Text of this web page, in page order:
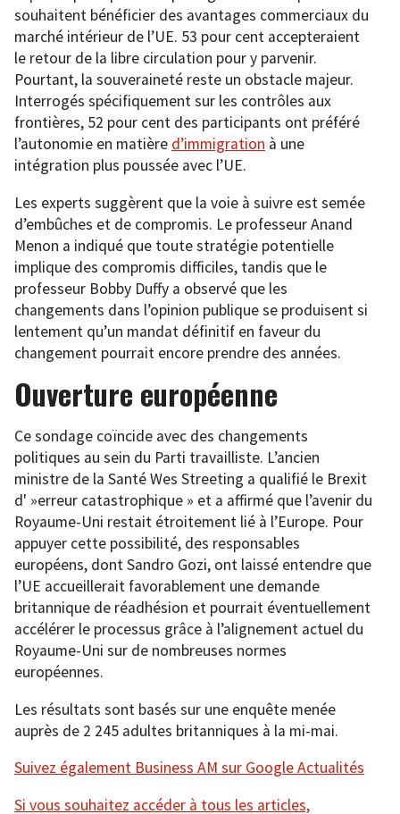
souhaitent bénéficier des avantages commerciaux du
marché intérieur de l’UE. 53 pour cent accepteraient
le retour de la libre circulation pour y parvenir.
Pourtant, la souveraineté reste un obstacle majeur.
Interrogés spécifiquement sur les contrôles aux
frontières, 52 pour cent des participants ont préféré
l’autonomie en matière d’immigration à une
intégration plus poussée avec l’UE.
Les experts suggèrent que la voie à suivre est semée
d’embûches et de compromis. Le professeur Anand
Menon a indiqué que toute stratégie potentielle
implique des compromis difficiles, tandis que le
professeur Bobby Duffy a observé que les
changements dans l’opinion publique se produisent si
lentement qu’un mandat définitif en faveur du
changement pourrait encore prendre des années.
Ouverture européenne
Ce sondage coïncide avec des changements
politiques au sein du Parti travailliste. L’ancien
ministre de la Santé Wes Streeting a qualifié le Brexit
d' »erreur catastrophique » et a affirmé que l’avenir du
Royaume-Uni restait étroitement lié à l’Europe. Pour
appuyer cette possibilité, des responsables
européens, dont Sandro Gozi, ont laissé entendre que
l’UE accueillerait favorablement une demande
britannique de réadhésion et pourrait éventuellement
accélérer le processus grâce à l’alignement actuel du
Royaume-Uni sur de nombreuses normes
européennes.
Les résultats sont basés sur une enquête menée
auprès de 2 245 adultes britanniques à la mi-mai.
Suivez également Business AM sur Google Actualités
Si vous souhaitez accéder à tous les articles,